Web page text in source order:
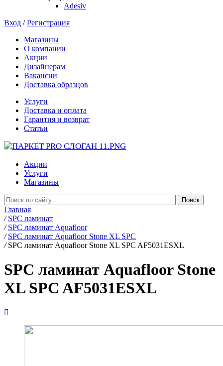
Adesiv
Вход /Регистрация
Магазины
О компании
Акции
Дизайнерам
Вакансии
Доставка образцов
Услуги
Доставка и оплата
Гарантия и возврат
Статьи
Акции
Услуги
Магазины
Главная
/ SPC ламинат
/ SPC ламинат Aquafloor
/ SPC ламинат Aquafloor Stone XL SPC
/ SPC ламинат Aquafloor Stone XL SPC AF5031ESXL
SPC ламинат Aquafloor Stone
XL SPC AF5031ESXL